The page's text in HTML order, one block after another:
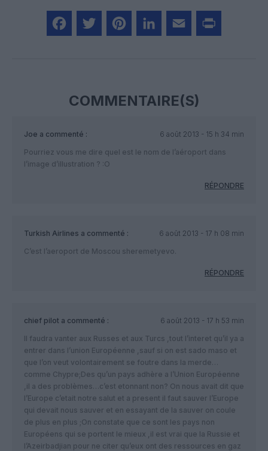
COMMENTAIRE(S)
Joe a commenté :
6 août 2013 - 15 h 34 min
Pourriez vous me dire quel est le nom de l’aéroport dans
l’image d’illustration ? :O
RÉPONDRE
Turkish Airlines a commenté :
6 août 2013 - 17 h 08 min
C’est l’aeroport de Moscou sheremetyevo.
RÉPONDRE
chief pilot a commenté :
6 août 2013 - 17 h 53 min
Il faudra vanter aux Russes et aux Turcs ,tout l’interet qu’il ya a
entrer dans l’union Européenne ,sauf si on est sado maso et
que l’on veut volontairement se foutre dans la merde…
comme Chypre;Des qu’un pays adhère a l’Union Européenne
,il a des problèmes…c’est etonnant non? On nous avait dit que
l’Europe c’etait notre salut et a present il faut sauver l’Europe
qui devait nous sauver et en essayant de la sauver on coule
de plus en plus ;On constate que ce sont les pays non
Européens qui se portent le mieux ,il est vrai que la Russie et
l’Azeirbadjian pour ne citer qu’eux ont des ressources en gaz